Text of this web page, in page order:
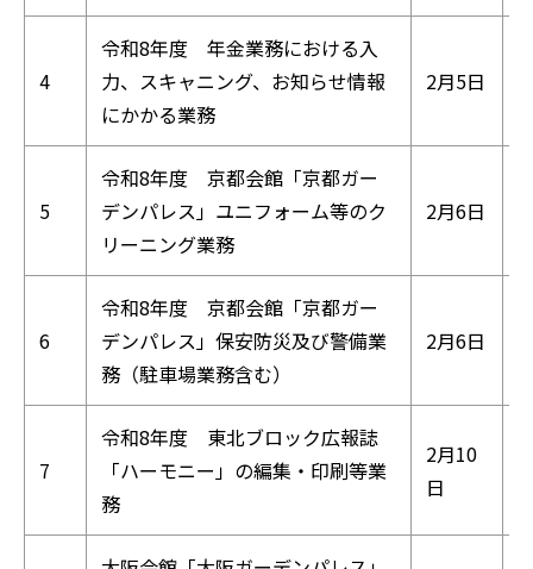
4
令和8年度 年金業務における入
力、スキャニング、お知らせ情報
にかかる業務
2月5日
5
令和8年度 京都会館「京都ガー
デンパレス」ユニフォーム等のク
リーニング業務
2月6日
6
令和8年度 京都会館「京都ガー
デンパレス」保安防災及び警備業
務（駐車場業務含む）
2月6日
7
令和8年度 東北ブロック広報誌
「ハーモニー」の編集・印刷等業
務
2月10
日